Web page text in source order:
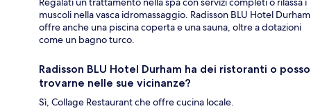
muscoli nella vasca idromassaggio. Radisson BLU Hotel Durham
offre anche una piscina coperta e una sauna, oltre a dotazioni
come un bagno turco.
Radisson BLU Hotel Durham ha dei ristoranti o posso
trovarne nelle sue vicinanze?
Sì, Collage Restaurant che offre cucina locale.